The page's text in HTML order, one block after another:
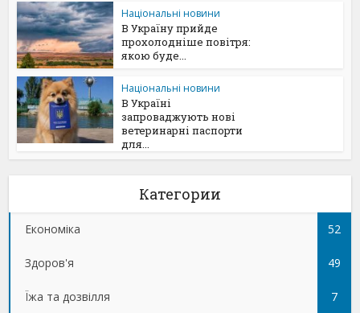
Національні новини
В Україну прийде
прохолодніше повітря:
якою буде...
Національні новини
В Україні
запроваджують нові
ветеринарні паспорти
для...
Категории
Економіка 52
Здоров'я 49
Їжа та дозвілля 7